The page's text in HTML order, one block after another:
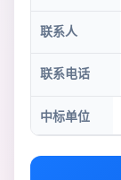
联系人
联系电话
中标单位